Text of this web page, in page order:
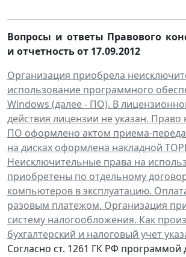
Вопросы и ответы Правового
и отчетностьот 17.09.2012
Организация приобрела
использование программного
Windows (далее - ПО). В
действия лицензии не указан.
ПО оформлено актом приема-
на дисках оформлена накладной
Неисключительные права на
приобретены по отдельному
компьютеров в эксплуатацию.
разовым платежом. Организация
систему налогообложения. Как
бухгалтерский и налоговый учет
Согласно ст. 1261 ГК РФ программой